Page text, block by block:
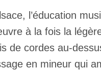
l’éducation
à la fois la
de cordes au-
en mineur qui